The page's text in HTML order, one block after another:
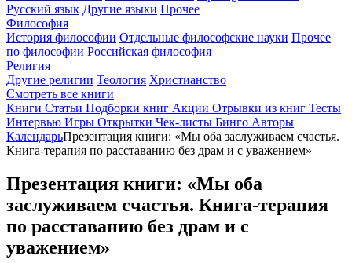
Русский язык Другие языки Прочее
Философия
История философии Отдельные философские науки Прочее
по философии Российская философия
Религия
Другие религии Теология Христианство
Смотреть все книги
Книги Статьи Подборки книг Акции Отрывки из книг Тесты
Интервью Игры Открытки Чек-листы Бинго Авторы
КалендарьПрезентация книги: «Мы оба заслуживаем счастья.
Книга-терапия по расставанию без драм и с уважением»
Презентация книги: «Мы оба
заслуживаем счастья. Книга-терапия
по расставанию без драм и с
уважением»